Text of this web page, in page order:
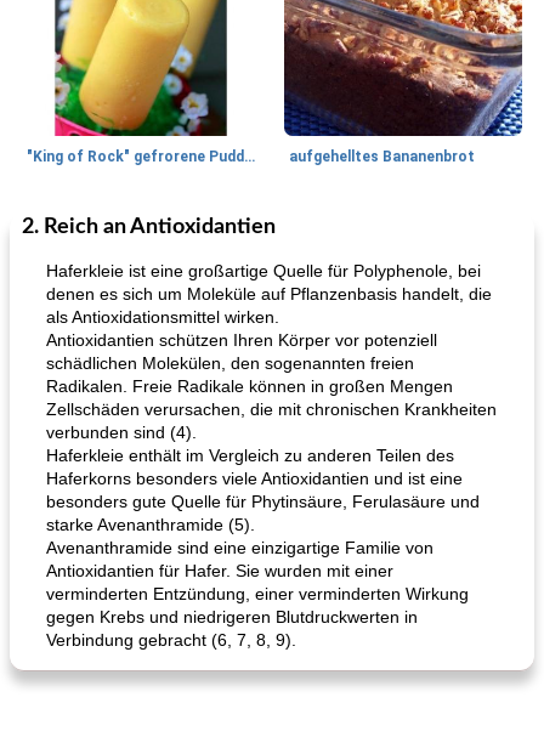
"King of Rock" gefrorene Pudding Pops aufgehelltes Bananenbrot
27min
Mittagessen / Snacks
Hühnchen, Süßkartoffelsuppe
2. Reich an Antioxidantien
Haferkleie ist eine großartige Quelle für Polyphenole, bei
denen es sich um Moleküle auf Pflanzenbasis handelt, die
als Antioxidationsmittel wirken.
Antioxidantien schützen Ihren Körper vor potenziell
schädlichen Molekülen, den sogenannten freien
Radikalen. Freie Radikale können in großen Mengen
Zellschäden verursachen, die mit chronischen Krankheiten
verbunden sind (4).
Haferkleie enthält im Vergleich zu anderen Teilen des
Haferkorns besonders viele Antioxidantien und ist eine
besonders gute Quelle für Phytinsäure, Ferulasäure und
starke Avenanthramide (5).
Avenanthramide sind eine einzigartige Familie von
Antioxidantien für Hafer. Sie wurden mit einer
verminderten Entzündung, einer verminderten Wirkung
gegen Krebs und niedrigeren Blutdruckwerten in
Verbindung gebracht (6, 7, 8, 9).